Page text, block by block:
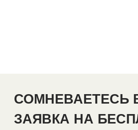
СОМНЕВАЕТЕСЬ
ЗАЯВКА НА